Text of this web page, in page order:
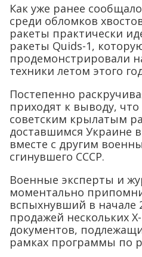
Как уже ранее
среди обломков
ракеты практически
ракеты Quids-1,
продемонстрировали
техники летом этого
Постепенно
приходят к выводу, что
советским крылатым
доставшимся Украине
вместе с другим
сгинувшего СССР.
Военные эксперты и
моментально
вспыхнувший в начале
продажей нескольких
документов,
рамках программы по